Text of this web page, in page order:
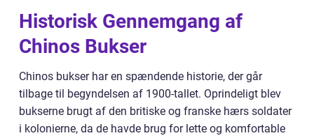
Historisk Gennemgang af
Chinos Bukser
Chinos bukser har en spændende historie, der går
tilbage til begyndelsen af 1900-tallet. Oprindeligt blev
bukserne brugt af den britiske og franske hærs soldater
i kolonierne, da de havde brug for lette og komfortable